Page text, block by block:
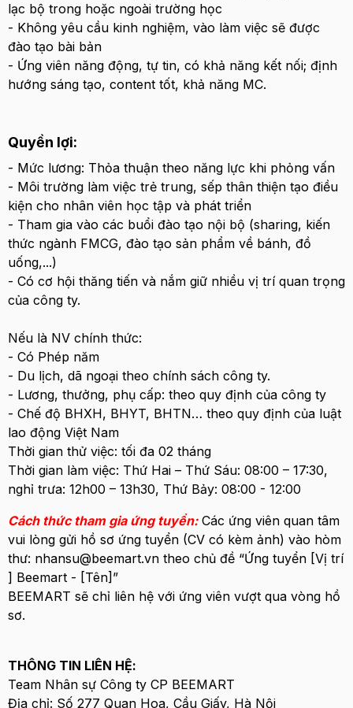
lạc bộ trong hoặc ngoài trường học
- Không yêu cầu kinh nghiệm, vào làm việc sẽ được
đào tạo bài bản
- Ứng viên năng động, tự tin, có khả năng kết nối; định
hướng sáng tạo, content tốt, khả năng MC.
Quyền lợi:
- Mức lương: Thỏa thuận theo năng lực khi phỏng vấn
- Môi trường làm việc trẻ trung, sếp thân thiện tạo điều
kiện cho nhân viên học tập và phát triển
- Tham gia vào các buổi đào tạo nội bộ (sharing, kiến
thức ngành FMCG, đào tạo sản phẩm về bánh, đồ
uống,...)
- Có cơ hội thăng tiến và nắm giữ nhiều vị trí quan trọng
của công ty.
Nếu là NV chính thức:
- Có Phép năm
- Du lịch, dã ngoại theo chính sách công ty.
- Lương, thưởng, phụ cấp: theo quy định của công ty
- Chế độ BHXH, BHYT, BHTN… theo quy định của luật
lao động Việt Nam
Thời gian thử việc: tối đa 02 tháng
Thời gian làm việc: Thứ Hai – Thứ Sáu: 08:00 – 17:30,
nghỉ trưa: 12h00 – 13h30, Thứ Bảy: 08:00 - 12:00
Cách thức tham gia ứng tuyển:Các ứng viên quan tâm
vui lòng gửi hồ sơ ứng tuyển (CV có kèm ảnh) vào hòm
thư: nhansu@beemart.vn theo chủ đề “Ứng tuyển [Vị trí
] Beemart - [Tên]”
BEEMART sẽ chỉ liên hệ với ứng viên vượt qua vòng hồ
sơ.
THÔNG TIN LIÊN HỆ:
Team Nhân sự Công ty CP BEEMART
Địa chỉ: Số 277 Quan Hoa, Cầu Giấy, Hà Nội